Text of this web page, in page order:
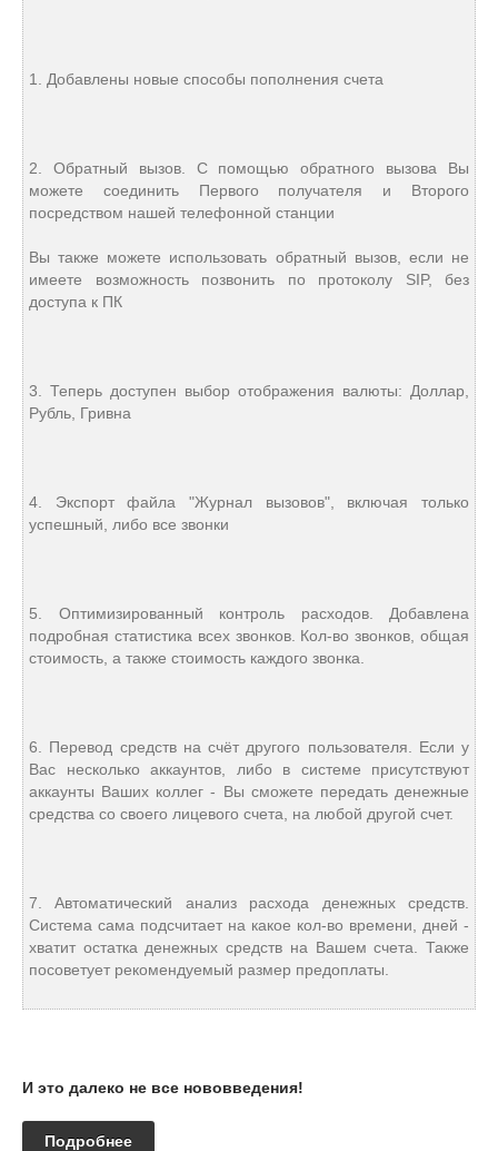
1. Добавлены новые способы пополнения счета
2. Обратный вызов. С помощью обратного вызова Вы
можете соединить Первого получателя и Второго
посредством нашей телефонной станции
Вы также можете использовать обратный вызов, если не
имеете возможность позвонить по протоколу SIP, без
доступа к ПК
3. Теперь доступен выбор отображения валюты: Доллар,
Рубль, Гривна
4. Экспорт файла "Журнал вызовов", включая только
успешный, либо все звонки
5. Оптимизированный контроль расходов. Добавлена
подробная статистика всех звонков. Кол-во звонков, общая
стоимость, а также стоимость каждого звонка.
6. Перевод средств на счёт другого пользователя. Если у
Вас несколько аккаунтов, либо в системе присутствуют
аккаунты Ваших коллег - Вы сможете передать денежные
средства со своего лицевого счета, на любой другой счет.
7. Автоматический анализ расхода денежных средств.
Система сама подсчитает на какое кол-во времени, дней -
хватит остатка денежных средств на Вашем счета. Также
посоветует рекомендуемый размер предоплаты.
И это далеко не все нововведения!
Подробнее